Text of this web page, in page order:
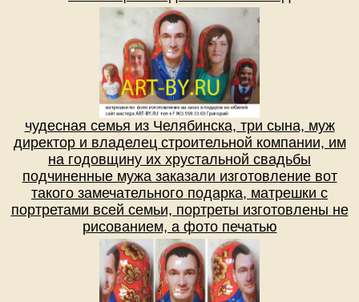
чудесная семья из Челябинска, три сына, муж
директор и владелец строительной компании, им
на годовщину их хрустальной свадьбы
подчиненные мужа заказали изготовление вот
такого замечательного подарка, матрешки с
портретами всей семьи, портреты изготовлены не
рисованием, а фото печатью